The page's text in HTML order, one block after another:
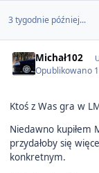
3 tygodnie później...
Michał102
Opublikowano
Ktoś z Was gra w
Niedawno kupiłem
przydałoby się
konkretnym.